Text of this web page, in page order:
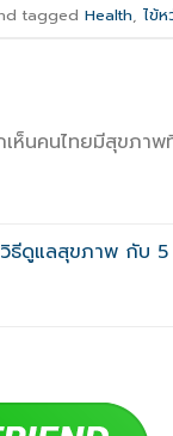
tagged Health, ไข้
ห็นคนไทยมีสุขภา
ธีดูแลสุขภาพ กับ